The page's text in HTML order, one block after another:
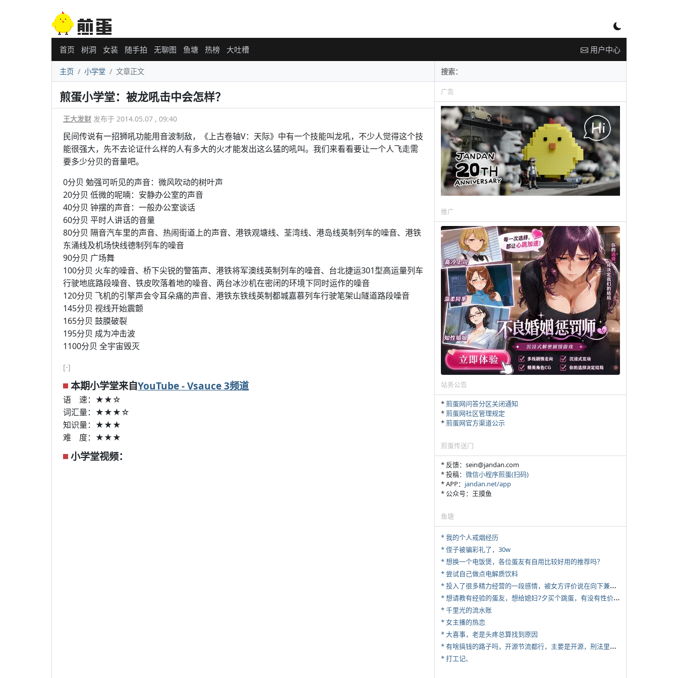
首页 树洞 女装 随手拍 无聊图 鱼塘 热榜 大吐槽 用户中心
主页 小学堂 文章正文
煎蛋小学堂：被龙吼击中会怎样？
王大发财 发布于 2014.05.07 , 09:40
民间传说有一招狮吼功能用音波制敌，《上古卷轴V：天际》中有一个技能叫龙吼，不少人觉得这个技
能很强大，先不去论证什么样的人有多大的火才能发出这么猛的吼叫。我们来看看要让一个人飞走需
要多少分贝的音量吧。
0分贝 勉强可听见的声音：微风吹动的树叶声
20分贝 低微的呢喃：安静办公室的声音
40分贝 钟摆的声音：一般办公室谈话
60分贝 平时人讲话的音量
80分贝 隔音汽车里的声音、热闹街道上的声音、港铁观塘线、荃湾线、港岛线英制列车的噪音、港铁
东涌线及机场快线德制列车的噪音
90分贝 广场舞
100分贝 火车的噪音、桥下尖锐的警笛声、港铁将军澳线英制列车的噪音、台北捷运301型高运量列车
行驶地底路段噪音、铁皮吹落着地的噪音、两台冰沙机在密闭的环境下同时运作的噪音
120分贝 飞机的引擎声会令耳朵痛的声音、港铁东铁线英制都城嘉慕列车行驶笔架山隧道路段噪音
145分贝 视线开始震颤
165分贝 鼓膜破裂
195分贝 成为冲击波
1100分贝 全宇宙毁灭
[-]
本期小学堂来自YouTube - Vsauce 3频道
语 速：★★☆
词汇量：★★★☆
知识量：★★★
难 度：★★★
小学堂视频：
广告
推广
站务公告
*煎蛋网问答分区关闭通知
*煎蛋网社区管理规定
*煎蛋网官方渠道公示
煎蛋传送门
* 反馈：sein@jandan.com
* 投稿： 微信小程序煎蛋(扫码)
* APP： jandan.net/app
* 公众号：王摸鱼
鱼塘
* 我的个人戒烟经历
* 侄子被骗彩礼了，30w
* 想换一个电饭煲，各位蛋友有自用比较好用的推荐吗？
* 尝试自己做点电解质饮料
*
投入了很多精力经营的一段感情，被女方评价说在向下兼容我，感觉有点破防
*
想请教有经验的蛋友，想给媳妇7夕买个跳蛋，有没有性价比高的推荐
* 千里光的流水账
* 女主播的热恋
* 大喜事，老是头疼总算找到原因
*
有啥搞钱的路子吗，开源节流都行，主要是开源，刑法里的咱不做
* 打工记、